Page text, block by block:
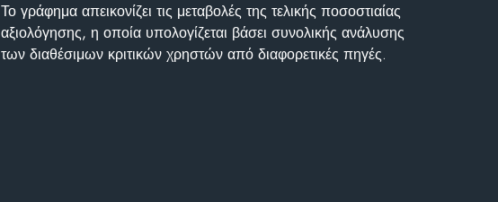
Το γράφημα απεικονίζει τις μεταβολές της τελικής ποσοστιαίας
αξιολόγησης, η οποία υπολογίζεται βάσει συνολικής ανάλυσης
των διαθέσιμων κριτικών χρηστών από διαφορετικές πηγές.